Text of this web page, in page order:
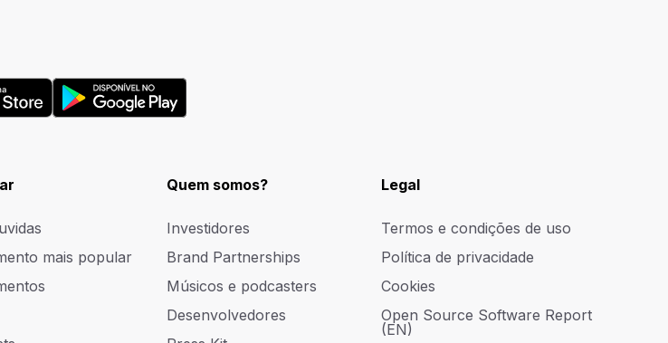
mais popular
Quem somos?
Investidores
Brand Partnerships
Músicos e podcasters
Desenvolvedores
Legal
Termos e condições de uso
Política de privacidade
Cookies
Open Source Software Report
(EN)